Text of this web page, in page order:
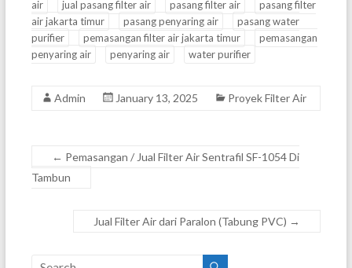
air
jual pasang filter air pasang filter air
pasang filter
air jakarta timur
pasang penyaring air
pasang water
purifier
pemasangan filter air jakarta timur
pemasangan
penyaring air
penyaring air water purifier
Admin January 13, 2025 Proyek Filter Air
← Pemasangan / Jual Filter Air Sentrafil SF-1054 Di
Tambun
Jual Filter Air dari Paralon (Tabung PVC) →